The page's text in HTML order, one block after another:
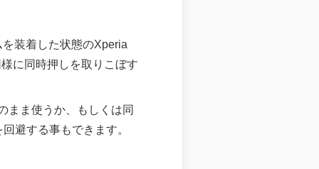
装着した状態のXperia
に同時押しを取りこぼす
まま使うか、もしくは同
避する事もできます。